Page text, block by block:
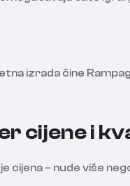
izrada čine
cijene i
cijena – nude više